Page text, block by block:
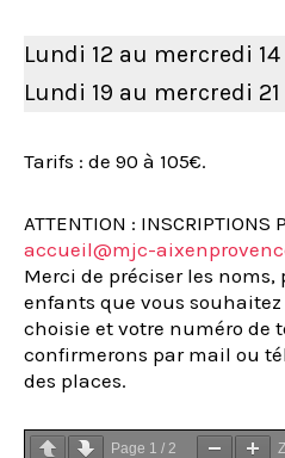
Lundi 12 au mercredi
Lundi 19 au mercredi
Tarifs : de 90 à 105€.
ATTENTION : INSCRIPTIONS
accueil@mjc-
Merci de préciser les noms,
enfants que vous
choisie et votre numéro de
confirmerons par mail ou
des places.
Page 1 / 2